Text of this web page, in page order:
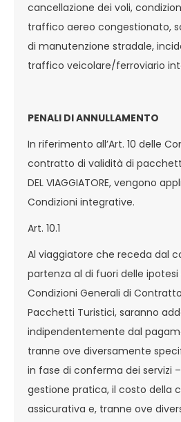
cancellazione dei voli,
traffico aereo congestionato,
di manutenzione stradale,
traffico veicolare/ferroviario
PENALI DI ANNULLAMENTO
In riferimento all’Art. 10 delle
contratto di validità di pacchetti
DEL VIAGGIATORE, vengono
Condizioni integrative.
Art. 10.1
Al viaggiatore che receda dal
partenza al di fuori delle
Condizioni Generali di
Pacchetti Turistici, saranno
indipendentemente dal
tranne ove diversamente
in fase di conferma dei servizi
gestione pratica, il costo della
assicurativa e, tranne ove